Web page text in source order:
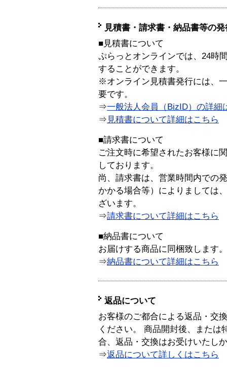
見積書・請求書・納品書等の
■見積書について
ぷらっとオンラインでは、24時
することができます。
※オンライン見積書発行には、
要です。
⇒一般法人会員（BizID）の詳細
⇒ 見積書について詳細はこちら
■請求書について
ご注文時に希望されたお客様に
しております。
尚、請求書は、営業時間内での
かかる場合等）によりましては
ざいます。
⇒請求書について詳細はこちら
■納品書について
お届けする商品に同梱致します。
⇒納品書について詳細はこちら
返品について
お客様のご都合による返品・交
ください。 商品開封後、または
合、返品・交換はお受けいたし
⇒返品について詳しくはこちら